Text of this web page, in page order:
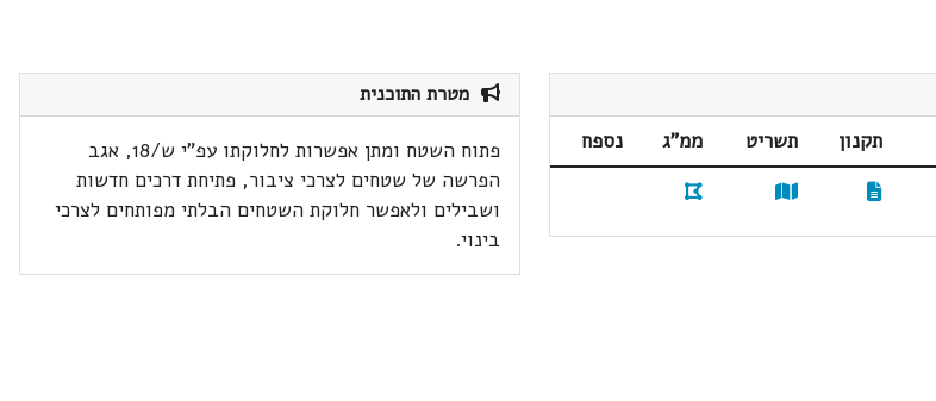
תקנון תשריט ממ"ג
נספח
מטרת התוכנית
פתוח השטח ומתן אפשרות לחלוקתו עפ"י ש/18, אגב
הפרשה של שטחים לצרכי ציבור, פתיחת דרכים חדשות
ושבילים ולאפשר חלוקת השטחים הבלתי מפותחים לצרכי
בינוי.